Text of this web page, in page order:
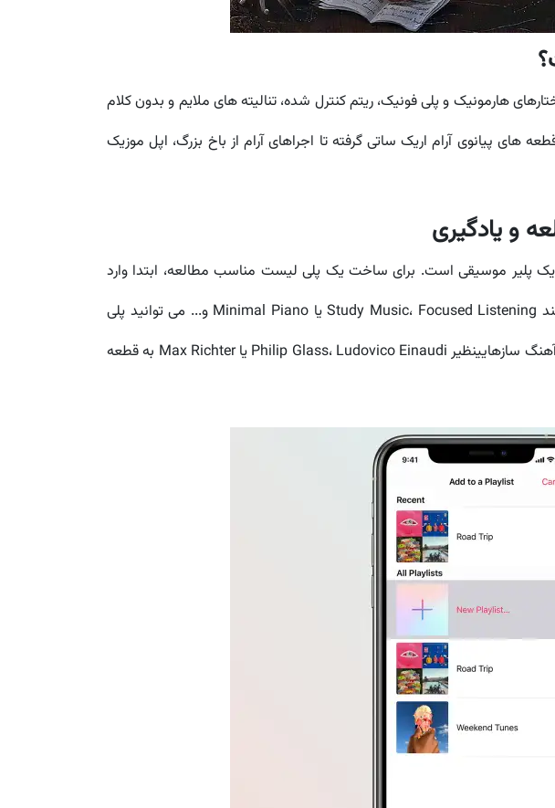
هارمونیک و پلی فونیک، ریتم کنترل شده، تنالیته های ملایم و بدون کلام
پیانوی آرام اریک ساتی گرفته تا اجراهای آرام از باخ بزرگ، اپل موزیک
پلیر موسیقی است. برای ساخت یک پلی لیست مناسب مطالعه، ابتدا وارد
اپلیکیشن Apple Music Classical شوید و بخش "Playlists" را باز کنید. در دسته بندی هایی مانند Study Music، Focused Listening یا Minimal Piano و... می توانید پلی
لیست هایی پیدا کنید که برای فضای ذهنی متمرکز طراحی شده اند. همچنین می توانید با جستجوی آهنگ سازهایینظیر Philip Glass، Ludovico Einaudi یا Max Richter به قطعه